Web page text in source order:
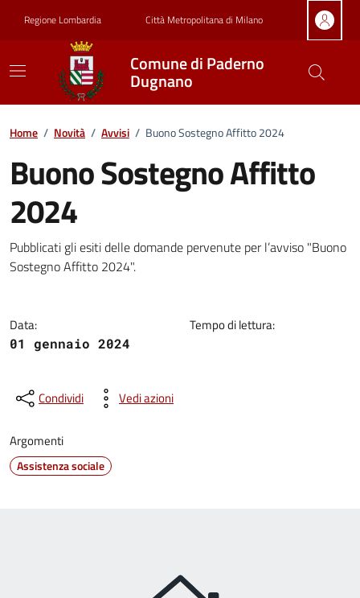
Regione Lombardia Città Metropolitana di Milano
Comune di Paderno
Dugnano
Home / Novità / Avvisi / Buono Sostegno Affitto 2024
Buono Sostegno Affitto
2024
Dettagli della notizia
Pubblicati gli esiti delle domande pervenute per l’avviso "Buono
Sostegno Affitto 2024".
Data:
01 gennaio 2024
Tempo di lettura:
Condividi Vedi azioni
Argomenti
Assistenza sociale